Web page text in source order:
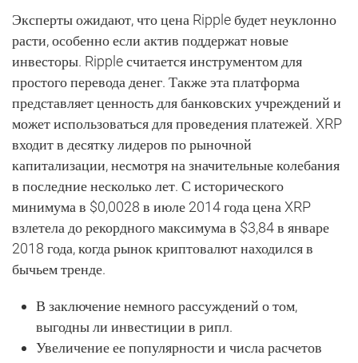
Эксперты ожидают, что цена Ripple будет неуклонно
расти, особенно если актив поддержат новые
инвесторы. Ripple считается инструментом для
простого перевода денег. Также эта платформа
представляет ценность для банковских учреждений и
может использоваться для проведения платежей. XRP
входит в десятку лидеров по рыночной
капитализации, несмотря на значительные колебания
в последние несколько лет. С исторического
минимума в $0,0028 в июле 2014 года цена XRP
взлетела до рекордного максимума в $3,84 в январе
2018 года, когда рынок криптовалют находился в
бычьем тренде.
В заключение немного рассуждений о том,
выгодны ли инвестиции в рипл.
Увеличение ее популярности и числа расчетов